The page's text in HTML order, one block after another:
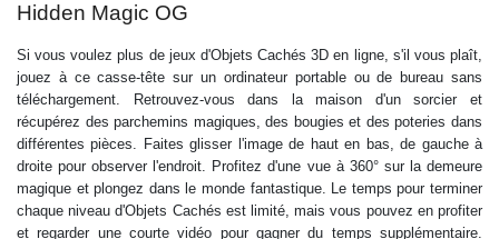
Hidden Magic OG
Si vous voulez plus de jeux d'Objets Cachés 3D en ligne, s'il vous plaît,
jouez à ce casse-tête sur un ordinateur portable ou de bureau sans
téléchargement. Retrouvez-vous dans la maison d'un sorcier et
récupérez des parchemins magiques, des bougies et des poteries dans
différentes pièces. Faites glisser l'image de haut en bas, de gauche à
droite pour observer l'endroit. Profitez d'une vue à 360° sur la demeure
magique et plongez dans le monde fantastique. Le temps pour terminer
chaque niveau d'Objets Cachés est limité, mais vous pouvez en profiter
et regarder une courte vidéo pour gagner du temps supplémentaire.